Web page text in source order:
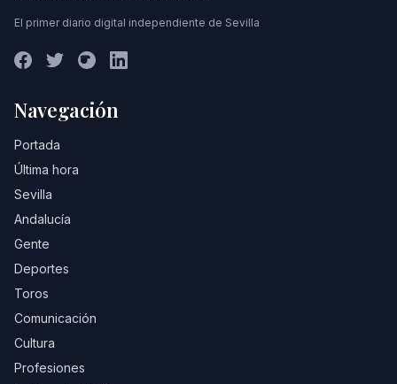
El primer diario digital independiente de Sevilla
Navegación
Portada
Última hora
Sevilla
Andalucía
Gente
Deportes
Toros
Comunicación
Cultura
Profesiones